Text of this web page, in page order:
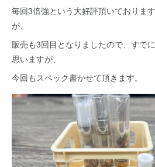
毎回3倍強という大好評頂いておりま
が、
販売も3回目となりましたので、すで
思いますが、
今回もスペック書かせて頂きます。